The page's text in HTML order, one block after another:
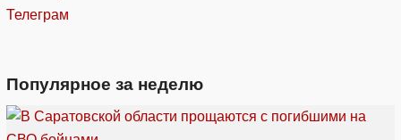
Телеграм
Популярное за неделю